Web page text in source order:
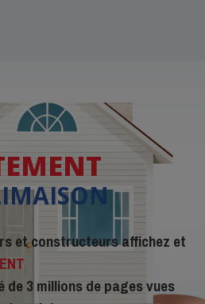
et constructeurs affichez et
de 3 millions de pages vues